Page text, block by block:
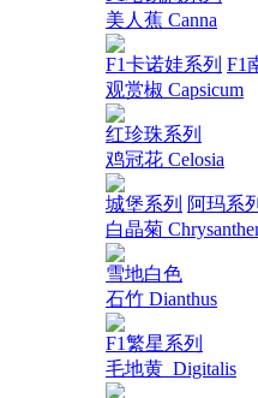
美人蕉 Canna
F1卡诺娃系列 F1
观赏椒 Capsicum
红珍珠系列
鸡冠花 Celosia
城堡系列 阿玛系列
白晶菊
雪地白色
石竹 Dianthus
F1繁星系列
毛地黄_Digitalis